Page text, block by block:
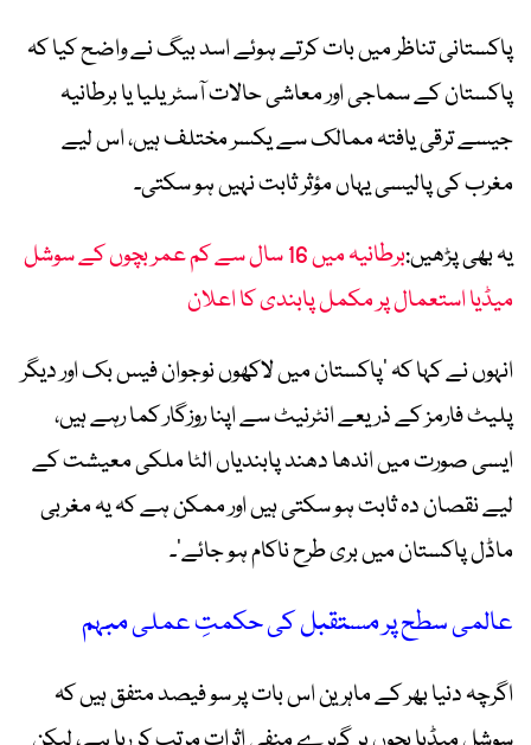
پاکستانی تناظر میں بات کرتے ہوئے اسد بیگ نے واضح کیا کہ
پاکستان کے سماجی اور معاشی حالات آسٹریلیا یا برطانیہ
جیسے ترقی یافتہ ممالک سے یکسر مختلف ہیں، اس لیے
مغرب کی پالیسی یہاں مؤثر ثابت نہیں ہو سکتی۔
یہ بھی پڑھیں:
برطانیہ میں 16 سال سے کم عمر بچوں کے سوشل
میڈیا استعمال پر مکمل پابندی کا اعلان
انہوں نے کہا کہ ’پاکستان میں لاکھوں نوجوان فیس بک اور دیگر
پلیٹ فارمز کے ذریعے انٹرنیٹ سے اپنا روزگار کما رہے ہیں،
ایسی صورت میں اندھا دھند پابندیاں الٹا ملکی معیشت کے
لیے نقصان دہ ثابت ہو سکتی ہیں اور ممکن ہے کہ یہ مغربی
ماڈل پاکستان میں بری طرح ناکام ہو جائے‘۔
عالمی سطح پر مستقبل کی حکمتِ عملی مبہم
اگرچہ دنیا بھر کے ماہرین اس بات پر سو فیصد متفق ہیں کہ